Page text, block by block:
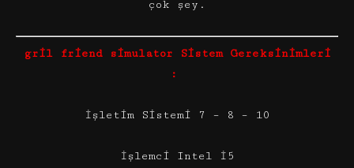
çok şey.
gril friend simulator Sistem Gereksinimleri
:
İşletim Sistemi 7 – 8 – 10
İşlemci Intel İ5